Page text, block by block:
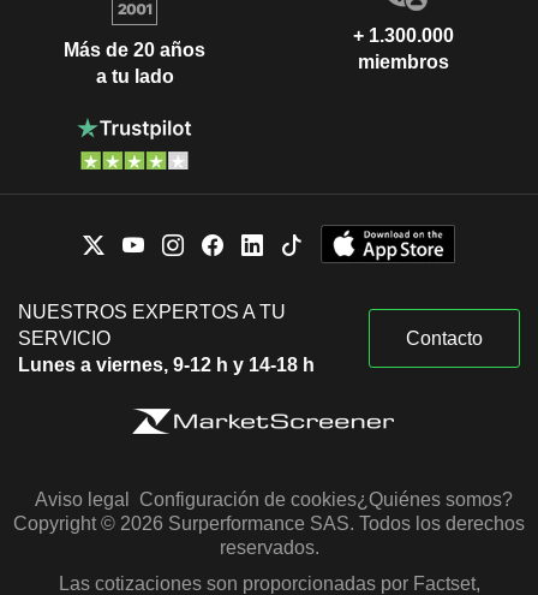
Más de 20 años
a tu lado
+ 1.300.000
miembros
NUESTROS EXPERTOS A TU
SERVICIO
Lunes a viernes, 9-12 h y 14-18 h
Contacto
Aviso legal Configuración de cookies¿Quiénes somos?
Copyright © 2026 Surperformance SAS. Todos los derechos
reservados.
Las cotizaciones son proporcionadas por Factset,